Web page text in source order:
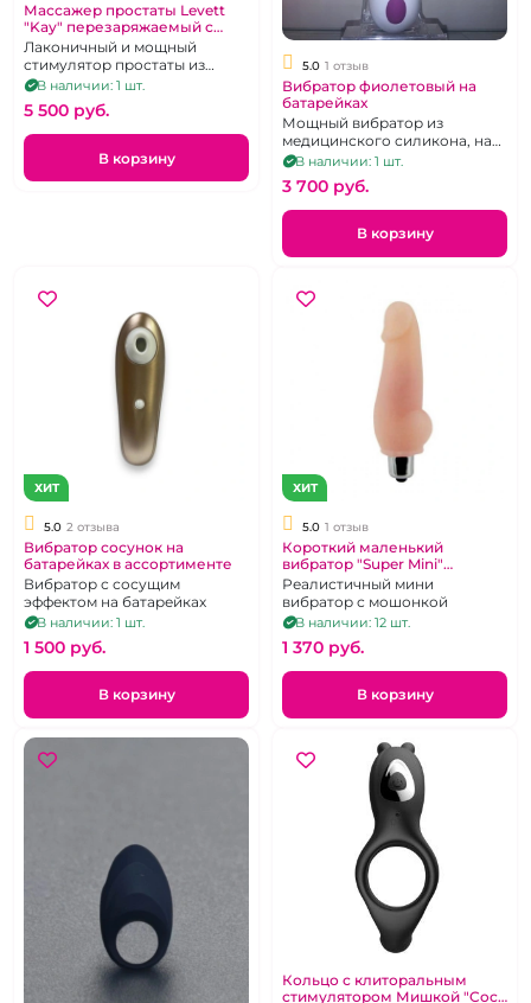
Массажер простаты Levett
"Kay" перезаряжаемый с
пультом дистанционного
управления
Лаконичный и мощный
стимулятор простаты из
черного медицинского
силикона с двумя
независимыми
вибромоторами и пультом
дистанционного управления.
В наличии: 1 шт.
5 500 pуб.
В корзину
5.0 1 отзыв
Вибратор фиолетовый на
батарейках
Мощный вибратор из
медицинского силикона, на
батарейках, 9 режимов
В наличии: 1 шт.
3 700 pуб.
В корзину
ХИТ
5.0 2 отзыва
Вибратор сосунок на
батарейках в ассортименте
Вибратор с сосущим
эффектом на батарейках
В наличии: 1 шт.
1 500 pуб.
В корзину
ХИТ
5.0 1 отзыв
Короткий маленький
вибратор "Super Mini"
Mavournin
Реалистичный мини
вибратор с мошонкой
В наличии: 12 шт.
1 370 pуб.
В корзину
Кольцо с клиторальным
стимулятором Мишкой "Cock